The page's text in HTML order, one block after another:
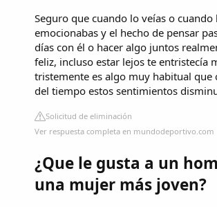
Seguro que cuando lo veías o cuando
emocionabas y el hecho de pensar
días con él o hacer algo juntos
feliz, incluso estar lejos te entristecía
tristemente es algo muy habitual que
del tiempo estos sentimientos
Solicitud de eliminación
Ver respuesta completa en mundodeportivo.com
¿Que le gusta a un
una mujer más joven?